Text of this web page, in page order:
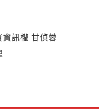
訊權 甘偵蓉